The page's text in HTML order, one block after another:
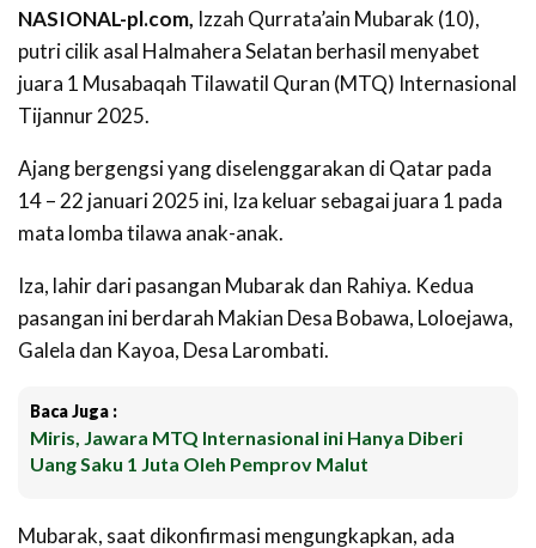
NASIONAL-pl.com, Izzah Qurrata’ain Mubarak (10),
putri cilik asal Halmahera Selatan berhasil menyabet
juara 1 Musabaqah Tilawatil Quran (MTQ) Internasional
Tijannur 2025.
Ajang bergengsi yang diselenggarakan di Qatar pada
14 – 22 januari 2025 ini, Iza keluar sebagai juara 1 pada
mata lomba tilawa anak-anak.
Iza, lahir dari pasangan Mubarak dan Rahiya. Kedua
pasangan ini berdarah Makian Desa Bobawa, Loloejawa,
Galela dan Kayoa, Desa Larombati.
Baca Juga :
Miris, Jawara MTQ Internasional ini Hanya Diberi
Uang Saku 1 Juta Oleh Pemprov Malut
Mubarak, saat dikonfirmasi mengungkapkan, ada